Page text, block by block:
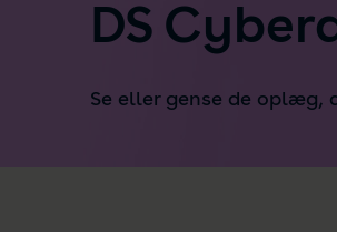
DS
Se eller gense de oplæg,